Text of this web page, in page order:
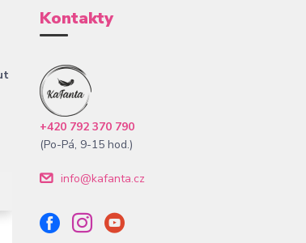
Kontakty
+420 792 370 790
(Po-Pá, 9-15 hod.)
info@kafanta.cz